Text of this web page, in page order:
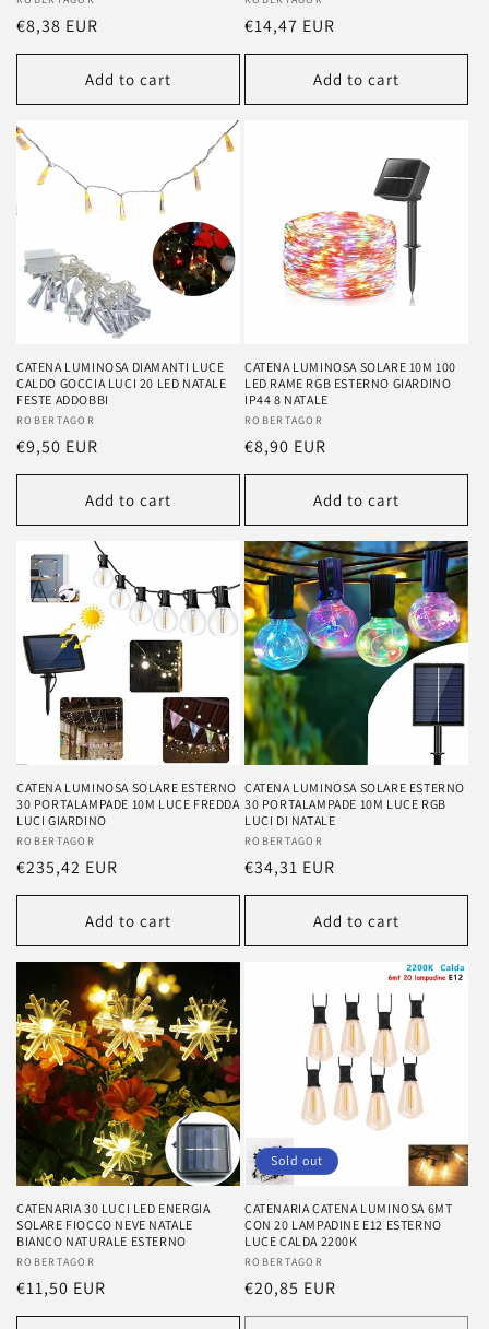
Regular
price
€8,38 EUR
Add to cart
Regular
price
€14,47 EUR
Add to cart
CATENA LUMINOSA DIAMANTI LUCE
CALDO GOCCIA LUCI 20 LED NATALE
FESTE ADDOBBI
Vendor:
ROBERTAGOR
Regular
price
€9,50 EUR
Add to cart
CATENA LUMINOSA SOLARE 10M 100
LED RAME RGB ESTERNO GIARDINO
IP44 8 NATALE
Vendor:
ROBERTAGOR
Regular
price
€8,90 EUR
Add to cart
CATENA LUMINOSA SOLARE ESTERNO
30 PORTALAMPADE 10M LUCE FREDDA
LUCI GIARDINO
Vendor:
ROBERTAGOR
Regular
price
€235,42 EUR
Add to cart
CATENA LUMINOSA SOLARE ESTERNO
30 PORTALAMPADE 10M LUCE RGB
LUCI DI NATALE
Vendor:
ROBERTAGOR
Regular
price
€34,31 EUR
Add to cart
CATENARIA 30 LUCI LED ENERGIA
SOLARE FIOCCO NEVE NATALE
BIANCO NATURALE ESTERNO
Vendor:
ROBERTAGOR
Regular
price
€11,50 EUR
Sold out
CATENARIA CATENA LUMINOSA 6MT
CON 20 LAMPADINE E12 ESTERNO
LUCE CALDA 2200K
Vendor:
ROBERTAGOR
Regular
price
€20,85 EUR